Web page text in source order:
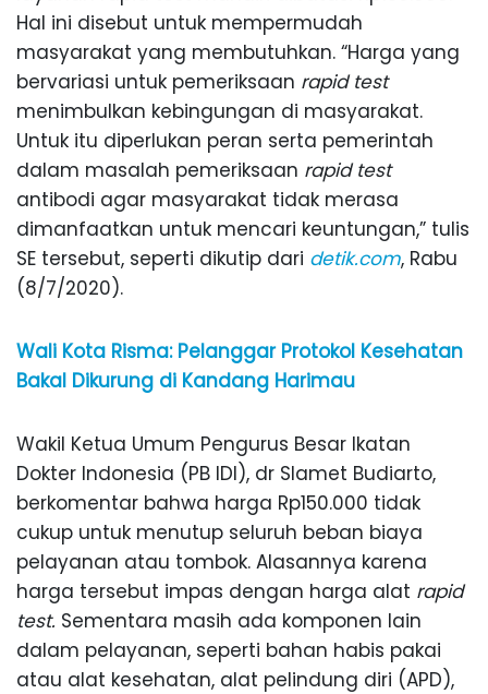
Hal ini disebut untuk mempermudah
masyarakat yang membutuhkan. “Harga yang
bervariasi untuk pemeriksaan rapid test
menimbulkan kebingungan di masyarakat.
Untuk itu diperlukan peran serta pemerintah
dalam masalah pemeriksaan rapid test
antibodi agar masyarakat tidak merasa
dimanfaatkan untuk mencari keuntungan,” tulis
SE tersebut, seperti dikutip dari detik.com, Rabu
(8/7/2020).
Wali Kota Risma: Pelanggar Protokol Kesehatan
Bakal Dikurung di Kandang Harimau
Wakil Ketua Umum Pengurus Besar Ikatan
Dokter Indonesia (PB IDI), dr Slamet Budiarto,
berkomentar bahwa harga Rp150.000 tidak
cukup untuk menutup seluruh beban biaya
pelayanan atau tombok. Alasannya karena
harga tersebut impas dengan harga alat rapid
test. Sementara masih ada komponen lain
dalam pelayanan, seperti bahan habis pakai
atau alat kesehatan, alat pelindung diri (APD),